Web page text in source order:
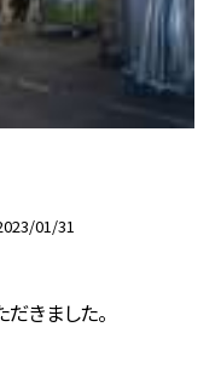
01/31
きました。